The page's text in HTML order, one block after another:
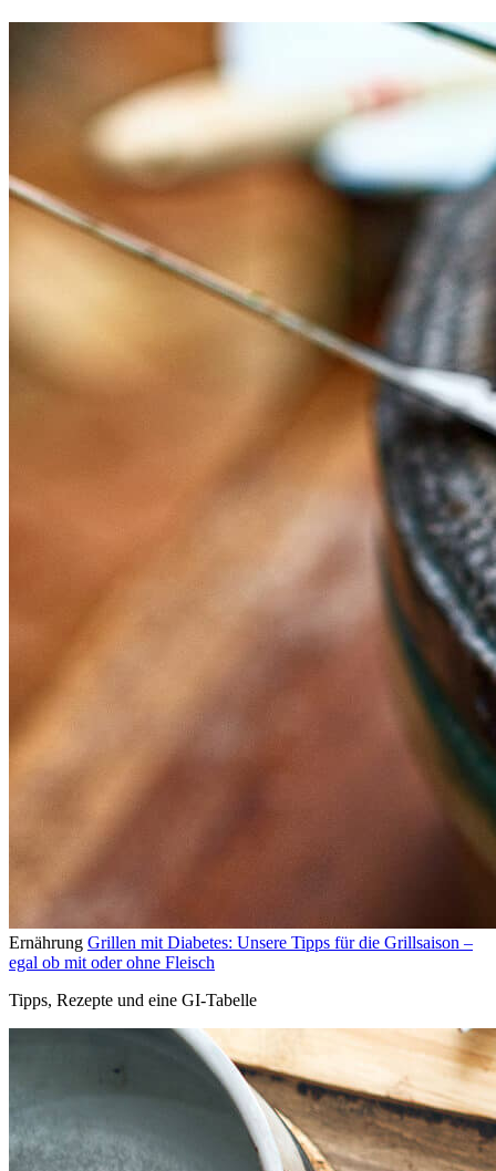
Ernährung Grillen mit Diabetes: Unsere Tipps für die Grillsaison –
egal ob mit oder ohne Fleisch
Tipps, Rezepte und eine GI-Tabelle